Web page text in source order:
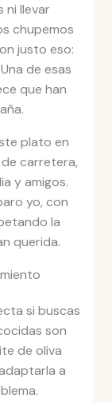
ni llevar
chupemos
justo eso:
de esas
que han
plato en
carretera,
y amigos.
yo, con
la
querida.
si buscas
son
de oliva
a